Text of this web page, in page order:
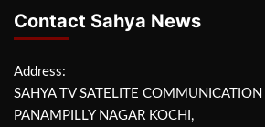
Contact Sahya News
Address:
SAHYA TV SATELITE COMMUNICATION
PANAMPILLY NAGAR KOCHI,